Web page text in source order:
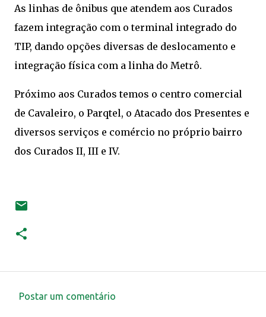
As linhas de ônibus que atendem aos Curados
fazem integração com o terminal integrado do
TIP, dando opções diversas de deslocamento e
integração física com a linha do Metrô.
Próximo aos Curados temos o centro comercial
de Cavaleiro, o Parqtel, o Atacado dos Presentes e
diversos serviços e comércio no próprio bairro
dos Curados II, III e IV.
Postar um comentário